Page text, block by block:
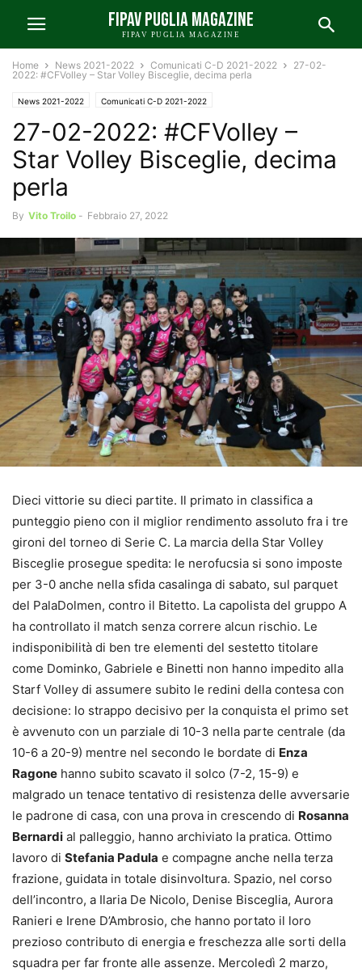
FIPAV PUGLIA MAGAZINE
FIPAV PUGLIA MAGAZINE
Home News 2021-2022 Comunicati C-D 2021-2022
27-02-
2022: #CFVolley – Star Volley Bisceglie, decima perla
News 2021-2022 Comunicati C-D 2021-2022
27-02-2022: #CFVolley –
Star Volley Bisceglie, decima
perla
By Vito Troilo - Febbraio 27, 2022
Dieci vittorie su dieci partite. Il primato in classifica a
punteggio pieno con il miglior rendimento assoluto fra i tre
gironi del torneo di Serie C. La marcia della Star Volley
Bisceglie prosegue spedita: le nerofucsia si sono imposte
per 3-0 anche nella sfida casalinga di sabato, sul parquet
del PalaDolmen, contro il Bitetto. La capolista del gruppo A
ha controllato il match senza correre alcun rischio. Le
indisponibilità di ben tre elementi del sestetto titolare
come Dominko, Gabriele e Binetti non hanno impedito alla
Starf Volley di assumere subito le redini della contesa con
decisione: lo strappo decisivo per la conquista el primo set
è avvenuto con un parziale di 10-3 nella parte centrale (da
10-6 a 20-9) mentre nel secondo le bordate di Enza
Ragone hanno subito scavato il solco (7-2, 15-9) e
malgrado un tenace tentativo di resistenza delle avversarie
le padrone di casa, con una prova in crescendo di Rosanna
Bernardi al palleggio, hanno archiviato la pratica. Ottimo
lavoro di Stefania Padula e compagne anche nella terza
frazione, guidata in totale disinvoltura. Spazio, nel corso
dell’incontro, a Ilaria De Nicolo, Denise Bisceglia, Aurora
Ranieri e Irene D’Ambrosio, che hanno portato il loro
prezioso contributo di energia e freschezza alle sorti della
squadra per far fronte alle assenze. Mercoledì 2 marzo,